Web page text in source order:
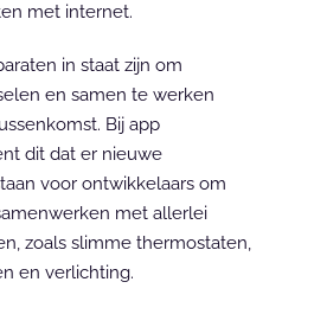
met internet.
in staat zijn om
en samen te werken
Bij app
dit dat er nieuwe
voor ontwikkelaars om
met allerlei
zoals slimme thermostaten,
en verlichting.